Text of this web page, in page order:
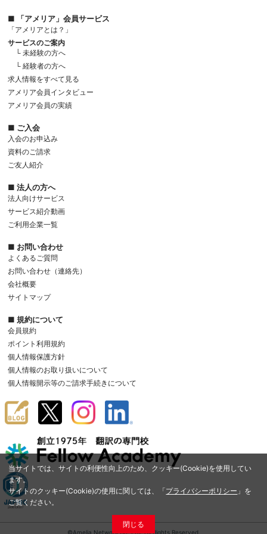
当サイトでは、サイトの利便性向上のため、クッキー(Cookie)を使用してい
ます。
サイトのクッキー(Cookie)の使用に関しては、「プライバシーポリシー 」を
ご覧ください。
閉じる
■ 「アメリア」会員サービス
「アメリアとは？」
サービスのご案内
└ 未経験の方へ
└ 経験者の方へ
求人情報をすべて見る
アメリア会員インタビュー
アメリア会員の実績
■ ご入会
入会のお申込み
資料のご請求
ご友人紹介
■ 法人の方へ
法人向けサービス
サービス紹介動画
ご利用企業一覧
■ お問い合わせ
よくあるご質問
お問い合わせ（連絡先）
会社概要
サイトマップ
■ 規約について
会員規約
ポイント利用規約
個人情報保護方針
個人情報のお取り扱いについて
個人情報開示等のご請求手続きについて
©Amelia Network Co.,Ltd. All Rights Reserved.